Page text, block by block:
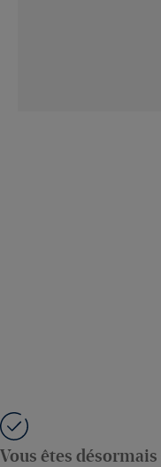
Vous êtes